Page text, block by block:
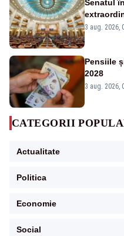
Senatul
jaloane
3 aug. 2026,
Pensiile
2028
3 aug. 2026,
CATEGORII
Actualitate
Politica
Economie
Social